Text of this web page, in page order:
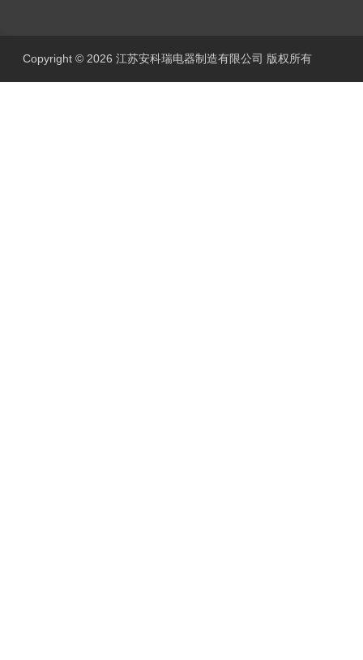
Copyright © 2026 江苏安科瑞电器制造有限公司 版权所有